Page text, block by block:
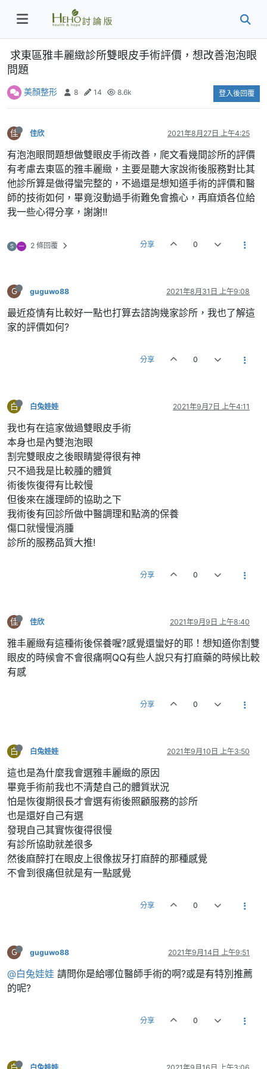
求東區雅丰麗緻診所雙眼皮手術評價，想改善泡泡眼
問題
美顏整形 8 14 8.6k 登入後回覆
佳 佳欣 2021年8月27日 上午4:25
有泡泡眼問題想做雙眼皮手術改善，爬文看幾間診所的評價
有考慮去東區的雅丰麗緻，主要是聽大家說術後服務對比其
他診所算是做得蠻完整的，不過還是想知道手術的評價和醫
師的技術如何，畢竟沒動過手術難免會擔心，再麻煩各位給
我一些心得分享，謝謝!!
S 一 2 條回覆 分享 0
G guguwo88 2021年8月31日 上午9:08
最近疫情有比較好一點也打算去諮詢幾家診所，我也了解這
家的評價如何?
分享 0
白 白兔娃娃 2021年9月7日 上午4:11
我也有在這家做過雙眼皮手術
本身也是內雙泡泡眼
割完雙眼皮之後眼睛變得很有神
只不過我是比較腫的體質
術後恢復得有比較慢
但後來在護理師的協助之下
我術後有回診所做中醫調理和點滴的保養
傷口就慢慢消腫
診所的服務品質大推!
分享 0
佳 佳欣 2021年9月9日 上午8:40
雅丰麗緻有這種術後保養喔?感覺還蠻好的耶！想知道你割雙
眼皮的時候會不會很痛啊QQ有些人說只有打麻藥的時候比較
有感
分享 0
白 白兔娃娃 2021年9月10日 上午3:50
這也是為什麼我會選雅丰麗緻的原因
畢竟手術前我也不清楚自己的體質狀況
怕是恢復期很長才會選有術後照顧服務的診所
也是還好自己有選
發現自己其實恢復得很慢
有診所協助就差很多
然後麻醉打在眼皮上很像拔牙打麻醉的那種感覺
不會到很痛但就是有一點感覺
分享 0
G guguwo88 2021年9月14日 上午9:51
@白兔娃娃 請問你是給哪位醫師手術的啊?或是有特別推薦
的呢?
分享 0
白